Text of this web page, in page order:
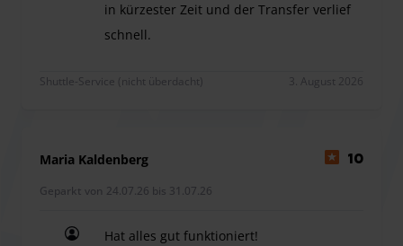
in kürzester Zeit und der Transfer verlief
schnell.
Shuttle-Service (nicht überdacht) 3. August 2026
Maria Kaldenberg 10
Geparkt von 24.07.26 bis 31.07.26
Hat alles gut funktioniert!